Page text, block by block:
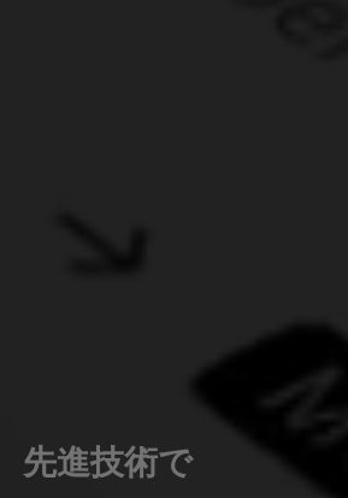
先進技術で